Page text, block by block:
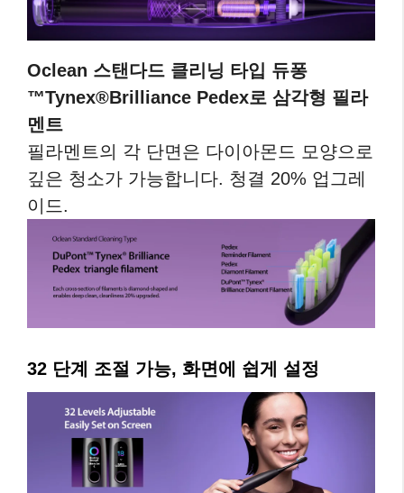
Oclean 스탠다드 클리닝 타입 듀퐁
™Tynex®Brilliance Pedex로 삼각형 필라
멘트
필라멘트의 각 단면은 다이아몬드 모양으로
깊은 청소가 가능합니다. 청결 20% 업그레
이드.
32 단계 조절 가능, 화면에 쉽게 설정